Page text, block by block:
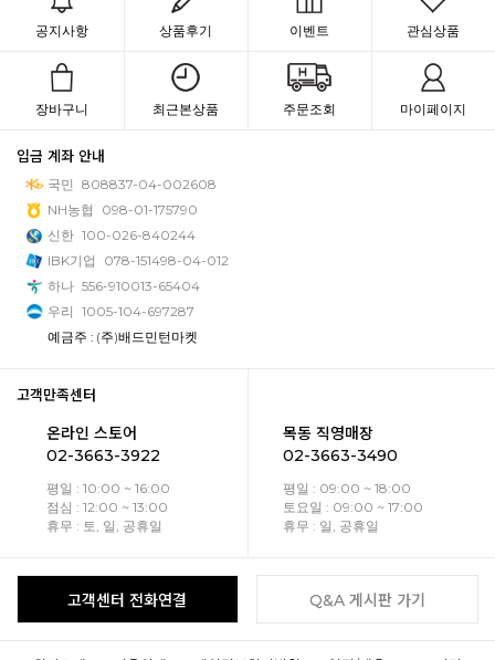
공지사항 상품후기 이벤트 관심상품
장바구니 최근본상품 주문조회 마이페이지
입금 계좌 안내
국민 808837-04-002608
NH농협
098-01-175790
신한 100-026-840244
IBK기업
078-151498-04-012
하나 556-910013-65404
우리 1005-104-697287
예금주 : (주)배드민턴마켓
고객만족센터
온라인 스토어
02-3663-3922
평일 : 10:00 ~ 16:00
점심 : 12:00 ~ 13:00
휴무 : 토, 일, 공휴일
목동 직영매장
02-3663-3490
평일 : 09:00 ~ 18:00
토요일 : 09:00 ~ 17:00
휴무 : 일, 공휴일
고객센터 전화연결 Q&A 게시판 가기